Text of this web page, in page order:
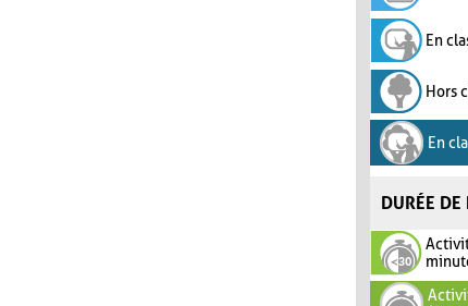
En
Hors
En
DURÉE